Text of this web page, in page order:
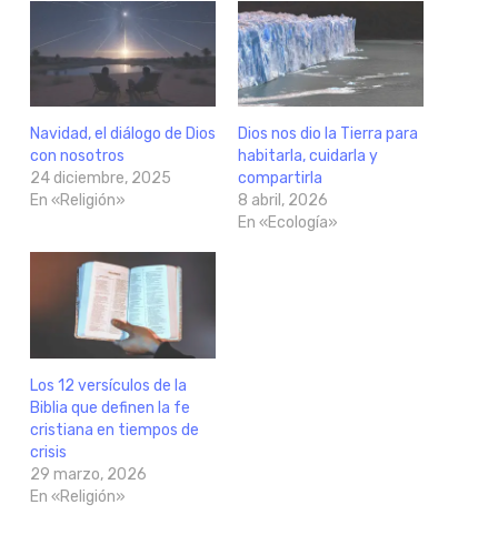
Navidad, el diálogo de Dios
con nosotros
24 diciembre, 2025
En «Religión»
Dios nos dio la Tierra para
habitarla, cuidarla y
compartirla
8 abril, 2026
En «Ecología»
Los 12 versículos de la
Biblia que definen la fe
cristiana en tiempos de
crisis
29 marzo, 2026
En «Religión»